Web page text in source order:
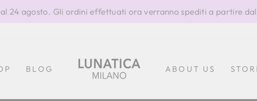
24 agosto. Gli ordini effettuati ora verranno spediti a partire
BLOG ABOUT US